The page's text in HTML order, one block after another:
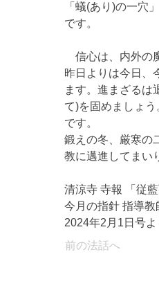
「蟻(あり)の一穴
です。
信心は、内外の
昨日よりは今日、
ます。進まざるは
て)を固めましょ
です。
鍛えの冬、厳寒の
教に邁進してまい
清涼寺 寺報 「従藍
今月の指針 指導教
2024年2月1日号よ
前の法話へ